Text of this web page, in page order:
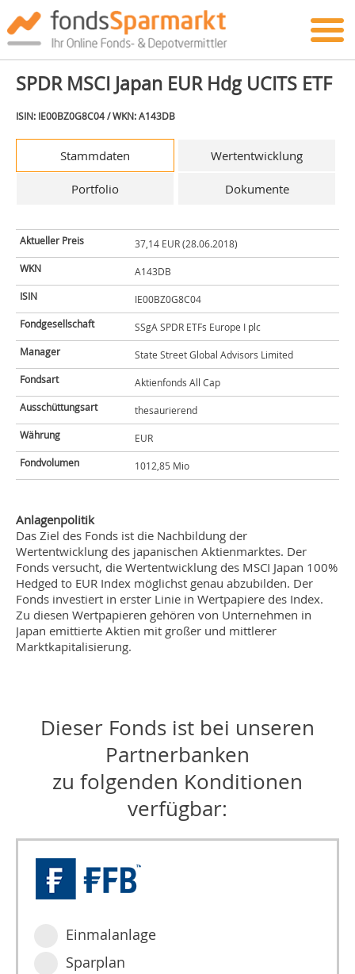
SPDR MSCI Japan EUR Hdg UCITS ETF
ISIN: IE00BZ0G8C04 / WKN: A143DB
Stammdaten Wertentwicklung
Portfolio Dokumente
Aktueller Preis
37,14 EUR (28.06.2018)
WKN
A143DB
ISIN
IE00BZ0G8C04
Fondgesellschaft
SSgA SPDR ETFs Europe I plc
Manager
State Street Global Advisors Limited
Fondsart
Aktienfonds All Cap
Ausschüttungsart
thesaurierend
Währung
EUR
Fondvolumen
1012,85 Mio
Anlagenpolitik
Das Ziel des Fonds ist die Nachbildung der
Wertentwicklung des japanischen Aktienmarktes. Der
Fonds versucht, die Wertentwicklung des MSCI Japan 100%
Hedged to EUR Index möglichst genau abzubilden. Der
Fonds investiert in erster Linie in Wertpapiere des Index.
Zu diesen Wertpapieren gehören von Unternehmen in
Japan emittierte Aktien mit großer und mittlerer
Marktkapitalisierung.
Dieser Fonds ist bei unseren
Partnerbanken
zu folgenden Konditionen
verfügbar:
Einmalanlage
Sparplan